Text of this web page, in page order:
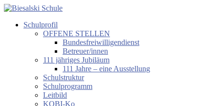
Zum
springen
Biesalski
Förderzentrum
körperliche
motorische
Entwicklung
Schulprofil
OFFENE STELLEN
Bundesfreiwilligendienst
Betreuer/innen
111 jähriges Jubiläum
111 Jahre – eine Ausstellung
Schulstruktur
Schulprogramm
Leitbild
KOBI-Ko